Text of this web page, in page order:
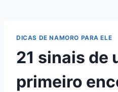
DICAS DE NAMORO PARA ELE
21 sinais de
primeiro